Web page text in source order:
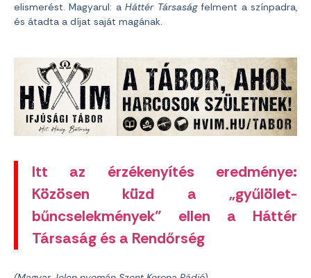
elismerést. Magyarul: aHáttér Társaságfelment a színpadra,
és átadta a díjat saját magának.
Itt az érzékenyítés eredménye:
Közösen küzd a „gyűlölet-
bűncselekmények” ellen a Háttér
Társaság és a Rendőrség